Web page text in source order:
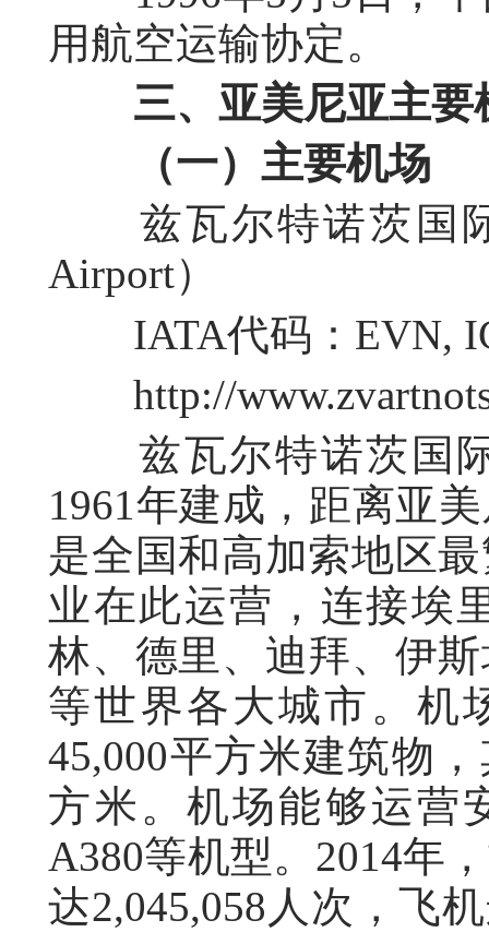
用航空运输协定。
三、亚美尼亚主
（一）主要机场
兹瓦尔特诺茨国际
Airport）
IATA代码：EVN,
http://
兹瓦尔特诺茨国际
1961年建成，距离亚
是全国和高加索地区
业在此运营，连接埃
林、德里、迪拜、伊
等世界各大城市。机
45,000平方米建筑物
方米。机场能够运营
A380等机型。2014年
达2,045,058人次，飞